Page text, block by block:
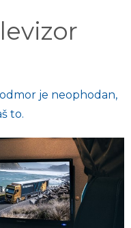
je neophodan,
to.